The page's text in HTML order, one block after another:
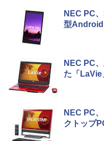
NEC PC
型Android
NEC PC
た「LaVie
NEC PC
クトップ